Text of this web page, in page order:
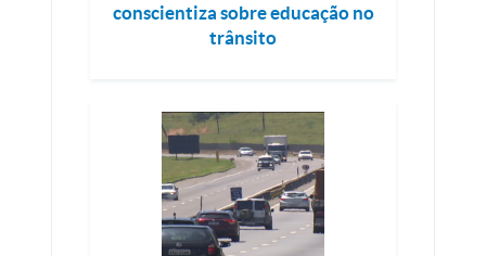
conscientiza sobre educação no
trânsito